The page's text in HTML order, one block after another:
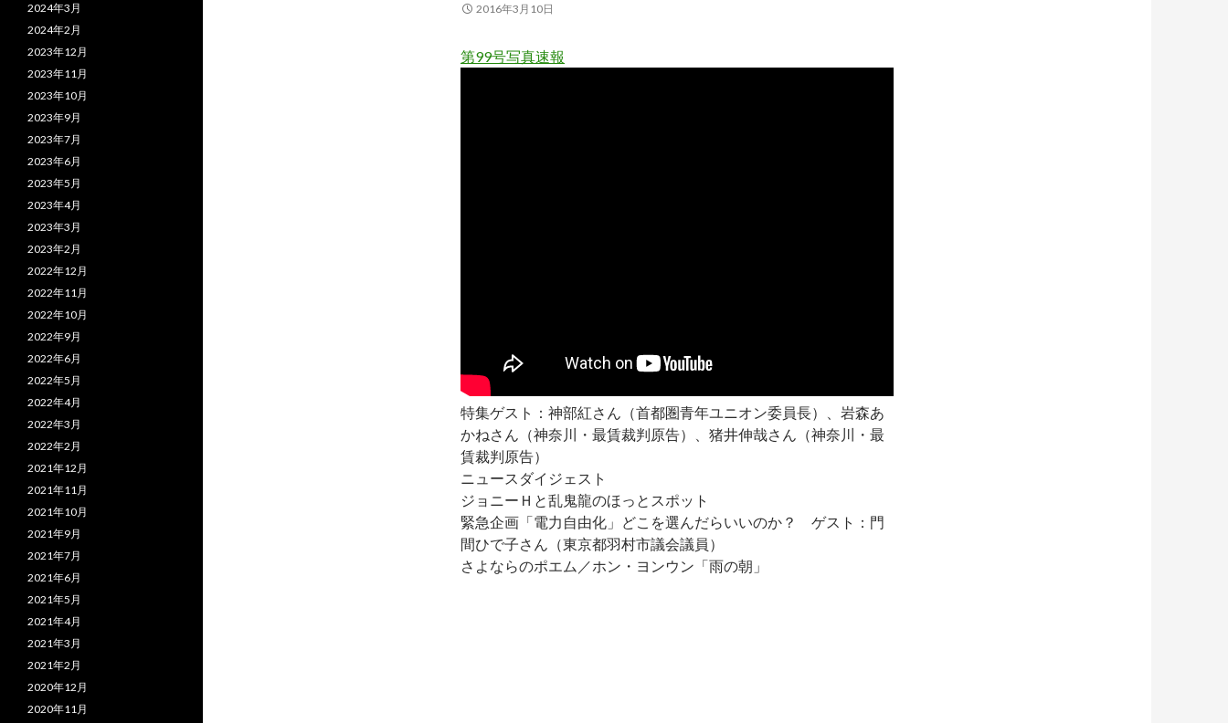
2016年3月10日
第99号写真速報
特集ゲスト：神部紅さん（首都圏青年ユニオン委員長）、岩森あ
かねさん（神奈川・最賃裁判原告）、猪井伸哉さん（神奈川・最
賃裁判原告）
ニュースダイジェスト
ジョニーＨと乱鬼龍のほっとスポット
緊急企画「電力自由化」どこを選んだらいいのか？ ゲスト：門
間ひで子さん（東京都羽村市議会議員）
さよならのポエム／ホン・ヨンウン「雨の朝」
2024年3月
2024年2月
2023年12月
2023年11月
2023年10月
2023年9月
2023年7月
2023年6月
2023年5月
2023年4月
2023年3月
2023年2月
2022年12月
2022年11月
2022年10月
2022年9月
2022年6月
2022年5月
2022年4月
2022年3月
2022年2月
2021年12月
2021年11月
2021年10月
2021年9月
2021年7月
2021年6月
2021年5月
2021年4月
2021年3月
2021年2月
2020年12月
2020年11月